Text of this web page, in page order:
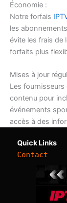
Économie :
Notre forfais
les
évite les frais de
forfaits plus
Mises à jour
Les fournisseurs
contenu pour
événements
accès à des
Quick Links
Contact